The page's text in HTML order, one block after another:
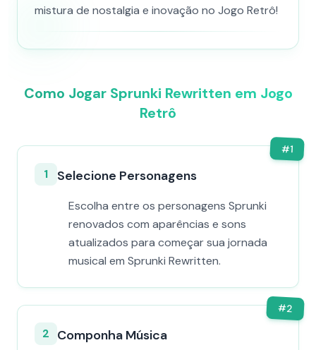
mistura de nostalgia e inovação no Jogo Retrô!
Como Jogar Sprunki Rewritten em Jogo
Retrô
#1
1 Selecione Personagens
Escolha entre os personagens Sprunki
renovados com aparências e sons
atualizados para começar sua jornada
musical em Sprunki Rewritten.
#2
2 Componha Música